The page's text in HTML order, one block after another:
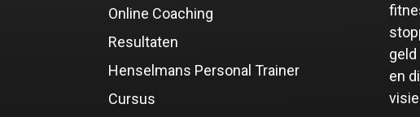
Online Coaching
Resultaten
Henselmans Personal Trainer
Cursus
en